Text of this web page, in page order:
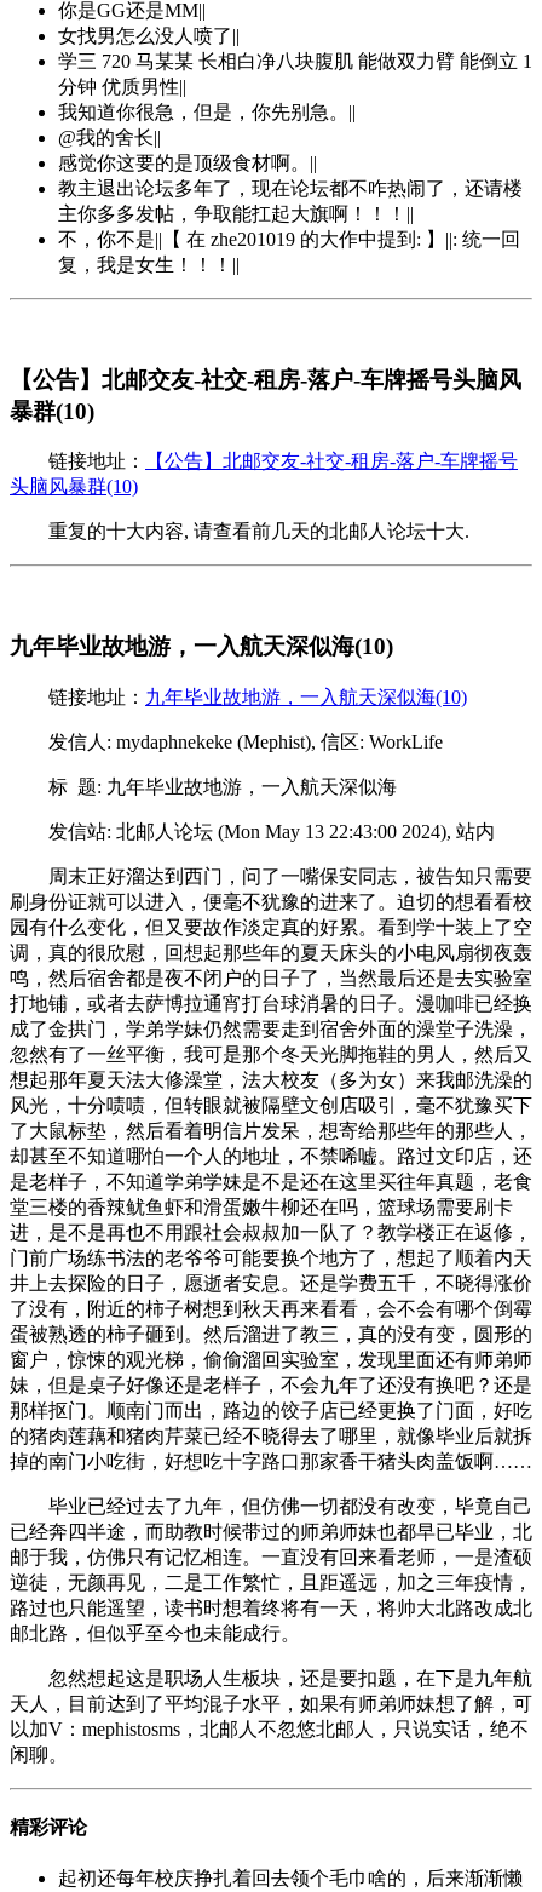
你是GG还是MM||
女找男怎么没人喷了||
学三 720 马某某 长相白净八块腹肌 能做双力臂 能倒立 1
分钟 优质男性||
我知道你很急，但是，你先别急。||
@我的舍长||
感觉你这要的是顶级食材啊。||
教主退出论坛多年了，现在论坛都不咋热闹了，还请楼
主你多多发帖，争取能扛起大旗啊！！！||
不，你不是||【 在 zhe201019 的大作中提到: 】||: 统一回
复，我是女生！！！||
【公告】北邮交友-社交-租房-落户-车牌摇号头脑风
暴群(10)
链接地址：
【公告】北邮交友-社交-租房-落户-车牌摇号
头脑风暴群(10)
重复的十大内容, 请查看前几天的北邮人论坛十大.
九年毕业故地游，一入航天深似海(10)
链接地址： 九年毕业故地游，一入航天深似海(10)
发信人: mydaphnekeke (Mephist), 信区: WorkLife
标 题: 九年毕业故地游，一入航天深似海
发信站: 北邮人论坛 (Mon May 13 22:43:00 2024), 站内
周末正好溜达到西门，问了一嘴保安同志，被告知只需要
刷身份证就可以进入，便毫不犹豫的进来了。迫切的想看看校
园有什么变化，但又要故作淡定真的好累。看到学十装上了空
调，真的很欣慰，回想起那些年的夏天床头的小电风扇彻夜轰
鸣，然后宿舍都是夜不闭户的日子了，当然最后还是去实验室
打地铺，或者去萨博拉通宵打台球消暑的日子。漫咖啡已经换
成了金拱门，学弟学妹仍然需要走到宿舍外面的澡堂子洗澡，
忽然有了一丝平衡，我可是那个冬天光脚拖鞋的男人，然后又
想起那年夏天法大修澡堂，法大校友（多为女）来我邮洗澡的
风光，十分啧啧，但转眼就被隔壁文创店吸引，毫不犹豫买下
了大鼠标垫，然后看着明信片发呆，想寄给那些年的那些人，
却甚至不知道哪怕一个人的地址，不禁唏嘘。路过文印店，还
是老样子，不知道学弟学妹是不是还在这里买往年真题，老食
堂三楼的香辣鱿鱼虾和滑蛋嫩牛柳还在吗，篮球场需要刷卡
进，是不是再也不用跟社会叔叔加一队了？教学楼正在返修，
门前广场练书法的老爷爷可能要换个地方了，想起了顺着内天
井上去探险的日子，愿逝者安息。还是学费五千，不晓得涨价
了没有，附近的柿子树想到秋天再来看看，会不会有哪个倒霉
蛋被熟透的柿子砸到。然后溜进了教三，真的没有变，圆形的
窗户，惊悚的观光梯，偷偷溜回实验室，发现里面还有师弟师
妹，但是桌子好像还是老样子，不会九年了还没有换吧？还是
那样抠门。顺南门而出，路边的饺子店已经更换了门面，好吃
的猪肉莲藕和猪肉芹菜已经不晓得去了哪里，就像毕业后就拆
掉的南门小吃街，好想吃十字路口那家香干猪头肉盖饭啊……
毕业已经过去了九年，但仿佛一切都没有改变，毕竟自己
已经奔四半途，而助教时候带过的师弟师妹也都早已毕业，北
邮于我，仿佛只有记忆相连。一直没有回来看老师，一是渣硕
逆徒，无颜再见，二是工作繁忙，且距遥远，加之三年疫情，
路过也只能遥望，读书时想着终将有一天，将帅大北路改成北
邮北路，但似乎至今也未能成行。
忽然想起这是职场人生板块，还是要扣题，在下是九年航
天人，目前达到了平均混子水平，如果有师弟师妹想了解，可
以加V：mephistosms，北邮人不忽悠北邮人，只说实话，绝不
闲聊。
精彩评论
起初还每年校庆挣扎着回去领个毛巾啥的，后来渐渐懒